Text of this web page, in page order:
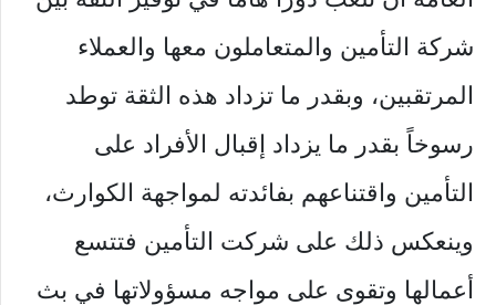
شركة التأمين والمتعاملون معها والعملاء
المرتقبين، وبقدر ما تزداد هذه الثقة توطد
رسوخاً بقدر ما يزداد إقبال الأفراد على
التأمين واقتناعهم بفائدته لمواجهة الكوارث،
وينعكس ذلك على شركت التأمين فتتسع
أعمالها وتقوى على مواجه مسؤولاتها في بث